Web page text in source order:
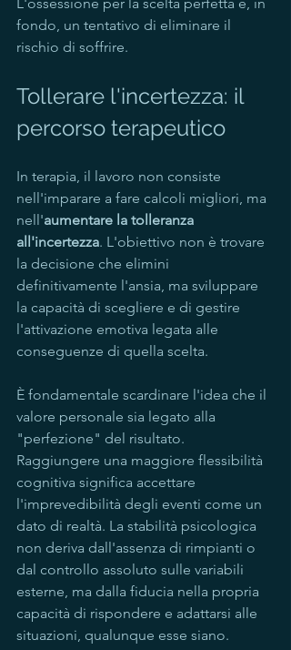
fondo, un tentativo di eliminare il
rischio di soffrire.
Tollerare l'incertezza: il
percorso terapeutico
In terapia, il lavoro non consiste
nell'imparare a fare calcoli migliori, ma
nell'aumentare la tolleranza
all'incertezza. L'obiettivo non è trovare
la decisione che elimini
definitivamente l'ansia, ma sviluppare
la capacità di scegliere e di gestire
l'attivazione emotiva legata alle
conseguenze di quella scelta.
È fondamentale scardinare l'idea che il
valore personale sia legato alla
"perfezione" del risultato.
Raggiungere una maggiore flessibilità
cognitiva significa accettare
l'imprevedibilità degli eventi come un
dato di realtà. La stabilità psicologica
non deriva dall'assenza di rimpianti o
dal controllo assoluto sulle variabili
esterne, ma dalla fiducia nella propria
capacità di rispondere e adattarsi alle
situazioni, qualunque esse siano.